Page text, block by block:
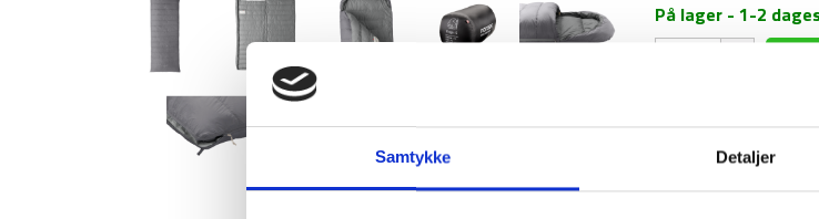
Samtykke Detaljer
På lager - 1-2
Dunsovepose
Freja
Large
1-2 dages